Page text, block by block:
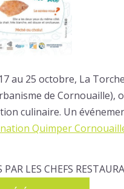
au 25 octobre, La
de Cornouaille),
culinaire. Un
Quimper
LES CHEFS